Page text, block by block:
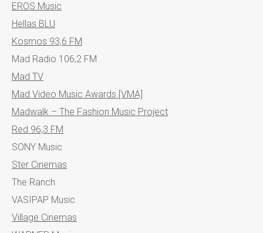
EROS Music
Hellas BLU
Kosmos 93,6 FM
Mad Radio 106,2 FM
Mad TV
Mad Video Music Awards [VMA]
Madwalk – The Fashion Music Project
Red 96,3 FM
SONY Music
Ster Cinemas
The Ranch
VASIPAP Music
Village Cinemas